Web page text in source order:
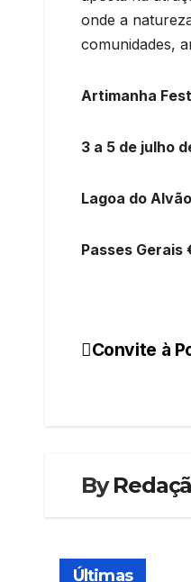
onde a
comunidades,
Artimanha
3 a 5 de julho
Lagoa do
Passes
Convite à
By
Últimas